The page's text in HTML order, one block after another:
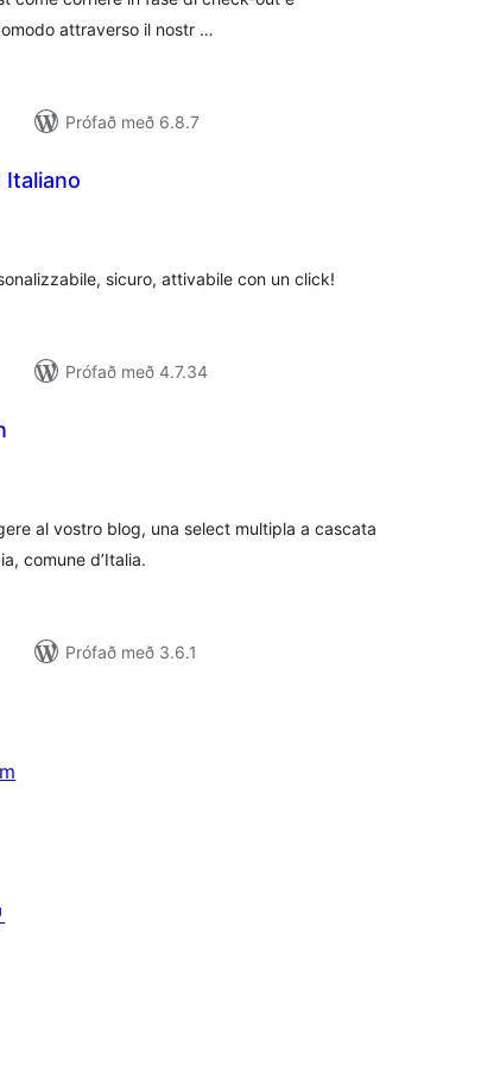
attraverso il nostr …
Prófað með 6.8.7
Italiano
sicuro, attivabile con un click!
Prófað með 4.7.34
al vostro blog, una select multipla a cascata
comune d’Italia.
Prófað með 3.6.1